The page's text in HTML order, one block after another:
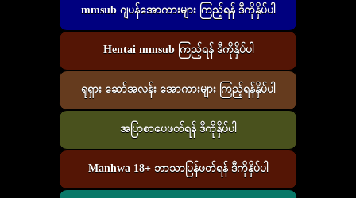
mmsub ဂျပန်အောကားများ ကြည့်ရန် ဒီကိုနှိပ်ပါ
Hentai mmsub ကြည့်ရန် ဒီကိုနှိပ်ပါ
ရုရှား ဆော်အလန်း အောကားများ ကြည့်ရန်နှိပ်ပါ
အပြာစာပေဖတ်ရန် ဒီကိုနှိပ်ပါ
Manhwa 18+ ဘာသာပြန်ဖတ်ရန် ဒီကိုနှိပ်ပါ